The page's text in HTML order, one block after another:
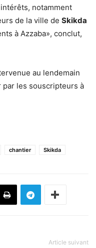
notamment
de la ville de Skikda
à Azzaba», conclut,
au lendemain
les souscripteurs à
chantier Skikda
Article suivant